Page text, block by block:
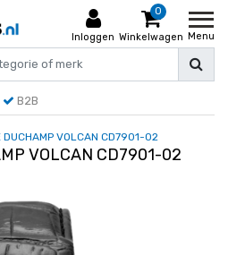
Inloggen
0
Winkelwagen Menu
B2B
DUCHAMP VOLCAN CD7901-02
VOLCAN CD7901-02